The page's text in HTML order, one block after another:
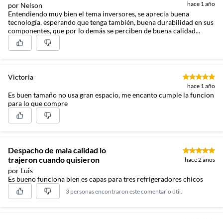
por Nelson hace 1 año
Entendiendo muy bien el tema inversores, se aprecia buena
tecnología, esperando que tenga también, buena durabilidad en sus
componentes, que por lo demás se perciben de buena calidad...
Victoria
hace 1 año
Es buen tamaño no usa gran espacio, me encanto cumple la funcion
para lo que compre
Despacho de mala calidad lo
trajeron cuando quisieron
por Luis
hace 2 años
Es bueno funciona bien es capas para tres refrigeradores chicos
3 personas encontraron este comentario útil.